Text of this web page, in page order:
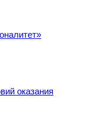
оказания